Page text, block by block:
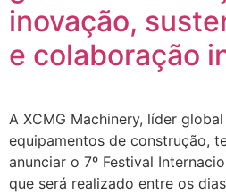
inovação,
e colaboração
A XCMG Machinery, líder
equipamentos de construção,
anunciar o 7º Festival
que será realizado entre os